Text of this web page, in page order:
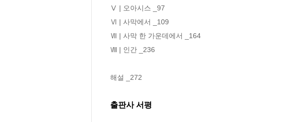
Ⅴ | 오아시스 _97
Ⅵ | 사막에서 _109
Ⅶ | 사막 한 가운데에서 _164
Ⅷ | 인간 _236
해설 _272
출판사 서평